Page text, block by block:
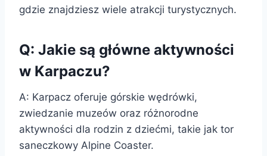
gdzie znajdziesz wiele atrakcji turystycznych.
Q: Jakie są główne aktywności
w Karpaczu?
A: Karpacz oferuje górskie wędrówki,
zwiedzanie muzeów oraz różnorodne
aktywności dla rodzin z dziećmi, takie jak tor
saneczkowy Alpine Coaster.